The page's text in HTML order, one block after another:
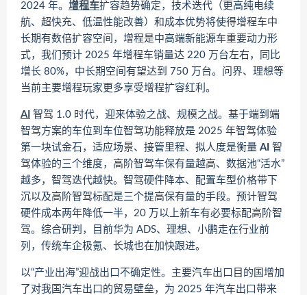
2024 年。 增程车扩容趋势确定，技术迭代（更高纯电续
航、超快充、低温性能改善）和成本优势将使得增程车中
长期有数倍扩容空间，增程是中高端新能源车重要动力形
式，我们预计 2025 年增程车销量达 220 万台左右，同比
增长 80%，中长期空间有望达到 750 万台。问界、理想等
当前主要增程玩家更多享受增程扩容红利。
AI 智驾 1.0 时代，迎来体验之战、规模之战。基于端到端
智驾方案的车位到车位智驾功能释放是 2025 年智驾体验
第一块试金石，适应场景、接管里程、拟人度是衡量 AI 智
驾体验的三个维度，高阶智驾车保有量越高、数据池“活水”
越多，智驾迭代越快。智驾硬件降本、配置车型价格带下
沉以及高阶智驾标配是三个提高保有量的手段。预计智驾
硬件成本两年降低一半，20 万以上新车有必要标配高阶智
驾。综合研判，目前华为 ADS、理想、小鹏走在行业前
列，传统车企极氪、长城也在加快跟进。
以“产业出海”迎战出口不确定性。主要汽车出口目的国增加
了对我国汽车出口的贸易壁垒，为 2025 年汽车出口带来